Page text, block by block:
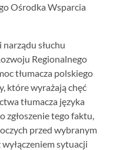
Ośrodka Wsparcia
słuchu
Regionalnego
tłumacza polskiego
które wyrażają chęć
tłumacza języka
zgłoszenie tego faktu,
przed wybranym
sytuacji